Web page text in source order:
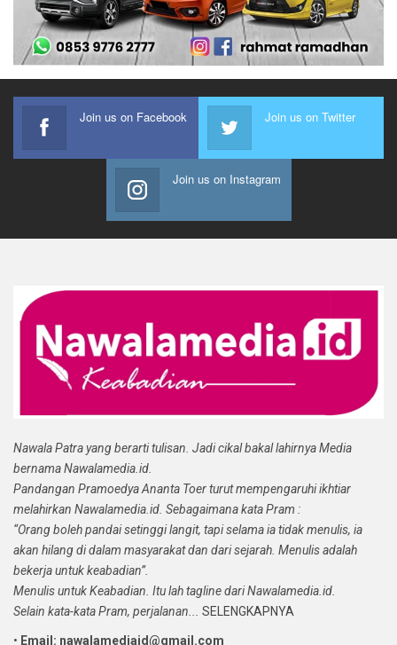
Join us on Facebook Join us on Twitter
Join us on Instagram
Nawala Patra yang berarti tulisan. Jadi cikal bakal lahirnya Media
bernama Nawalamedia.id.
Pandangan Pramoedya Ananta Toer turut mempengaruhi ikhtiar
melahirkan Nawalamedia.id. Sebagaimana kata Pram :
“Orang boleh pandai setinggi langit, tapi selama ia tidak menulis, ia
akan hilang di dalam masyarakat dan dari sejarah. Menulis adalah
bekerja untuk keabadian”.
Menulis untuk Keabadian. Itu lah tagline dari Nawalamedia.id.
Selain kata-kata Pram, perjalanan...
SELENGKAPNYA
• Email: nawalamediaid@gmail.com